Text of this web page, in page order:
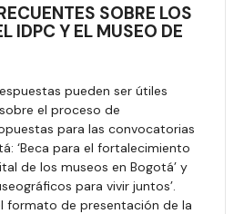
SOBRE LOS
IDPC Y EL MUSEO DE
pueden ser útiles
el proceso de
para las convocatorias
‘Beca para el fortalecimiento
de los museos en Bogotá’ y
para vivir juntos’.
formato de presentación de la